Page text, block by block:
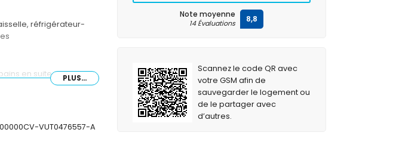
réfrigérateur-
en suite
PLUS...
VUT0476557-A
Note moyenne
14 Évaluations 8,8
Scannez le code QR avec
votre GSM afin de
sauvegarder le logement ou
de le partager avec
d’autres.